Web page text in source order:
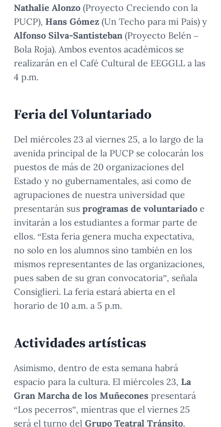
Nathalie Alonzo (Proyecto Creciendo con la
PUCP), Hans Gómez (Un Techo para mi País) y
Alfonso Silva-Santisteban (Proyecto Belén –
Bola Roja). Ambos eventos académicos se
realizarán en el Café Cultural de EEGGLL a las
4 p.m.
Feria del Voluntariado
Del miércoles 23 al viernes 25, a lo largo de la
avenida principal de la PUCP se colocarán los
puestos de más de 20 organizaciones del
Estado y no gubernamentales, así como de
agrupaciones de nuestra universidad que
presentarán sus programas de voluntariado e
invitarán a los estudiantes a formar parte de
ellos. “Esta feria genera mucha expectativa,
no solo en los alumnos sino también en los
mismos representantes de las organizaciones,
pues saben de su gran convocatoria”, señala
Consiglieri. La feria estará abierta en el
horario de 10 a.m. a 5 p.m.
Actividades artísticas
Asimismo, dentro de esta semana habrá
espacio para la cultura. El miércoles 23, La
Gran Marcha de los Muñecones presentará
“Los pecerros”, mientras que el viernes 25
será el turno del Grupo Teatral Tránsito.